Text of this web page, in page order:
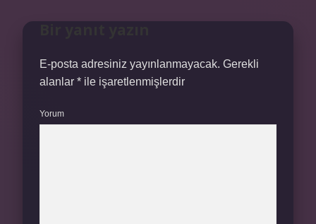
E-posta adresiniz yayınlanmayacak. Gerekli
alanlar * ile işaretlenmişlerdir
Yorum